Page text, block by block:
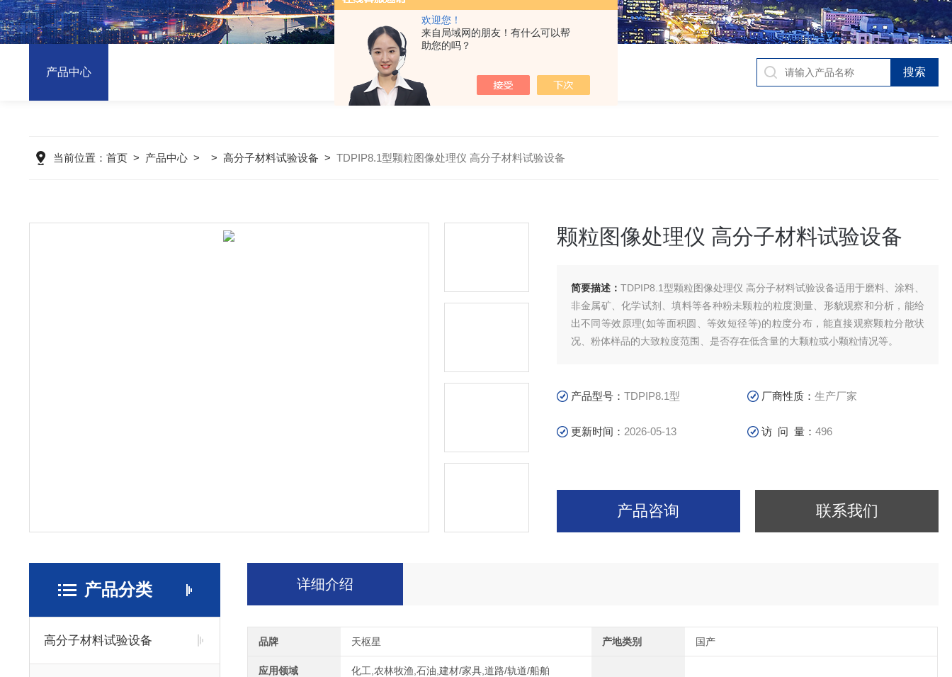
欢迎您！
来自局域网的朋友！有什么可以帮
助您的吗？
产品中心
当前位置： 首页> 产品中心> > 高分子材料试验设备 > TDPIP8.1型颗粒图像处理仪 高分子材料试验设备
颗粒图像处理仪 高分子材料试验设备
简要描述： TDPIP8.1型颗粒图像处理仪 高分子材料试验设备适用于磨料、涂料、
非金属矿、化学试剂、填料等各种粉未颗粒的粒度测量、形貌观察和分析，能给
出不同等效原理(如等面积圆、等效短径等)的粒度分布，能直接观察颗粒分散状
况、粉体样品的大致粒度范围、是否存在低含量的大颗粒或小颗粒情况等。
产品型号： TDPIP8.1型 厂商性质：生产厂家
更新时间： 2026-05-13 访 问 量：496
产品咨询 联系我们
详细介绍
品牌 天枢星 产地类别 国产
应用领域 化工,农林牧渔,石油,建材/家具,道路/轨道/船舶
产品分类
高分子材料试验设备